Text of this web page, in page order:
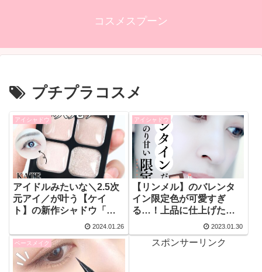
コスメスプーン
プチプラコスメ
アイシャドウ
アイドルみたいな＼2.5次
元アイ／が叶う【ケイ
ト】の新作シャドウ「ポ
ッピングシルエットシャ
ドウ」に感動！
2024.01.26
アイシャドウ
【リンメル】のバレンタ
イン限定色が可愛すぎ
る…！上品に仕上げたい
大人メイクにぴったりな2
アイテムをレビュー！
【メイク画像あり】
2023.01.30
ベースメイク スポンサーリンク